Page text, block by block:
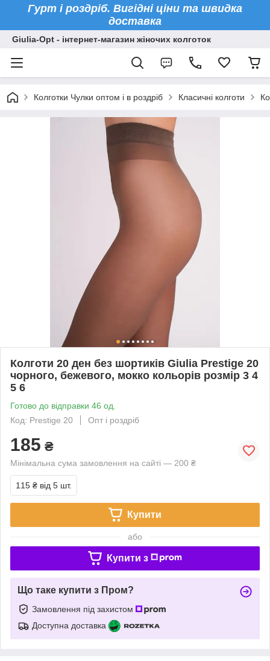
Гурт і роздріб. Вигідні ціни та швидка
доставка
Giulia-Opt - інтернет-магазин жіночих колготок
Колготки Чулки оптом і в роздріб Класичні колготи
Колготи 20 ден без шортиків Giulia Prestige 20
чорного, бежевого, мокко кольорів розмір 3 4
5 6
Готово до відправки 46 од.
Код: Prestige 20
Опт і роздріб
185 ₴
Мінімальна сума замовлення на сайті — 200 ₴
115 ₴ від 5 шт.
Купити
або
Купити з
Що таке купити з Пром?
Замовлення під захистом
Доступна доставка